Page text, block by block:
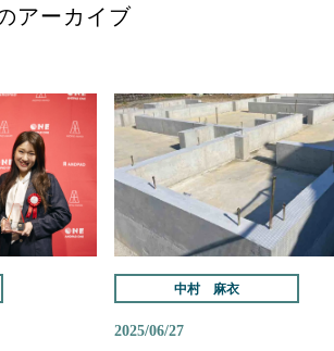
アーカイブ
中村 麻衣
2025/06/27